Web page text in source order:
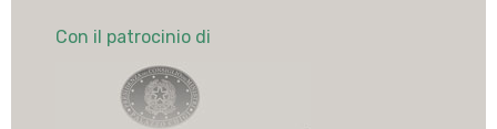
Con il patrocinio di